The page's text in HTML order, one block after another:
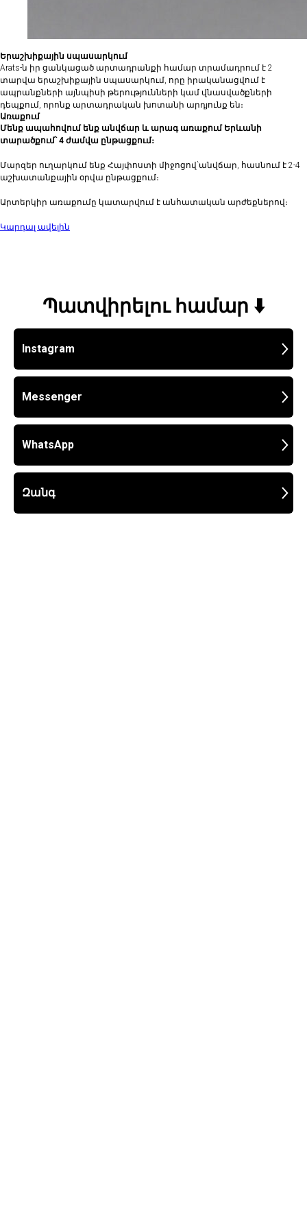
Երաշխիքային սպասարկում
Arats-ն իր ցանկացած արտադրանքի համար տրամադրում է 2
տարվա երաշխիքային սպասարկում, որը իրականացվում է
ապրանքների այնպիսի թերությունների կամ վնասվածքների
դեպքում, որոնք արտադրական խոտանի արդյունք են։
Առաքում
Մենք ապահովում ենք անվճար և արագ առաքում Երևանի
տարածքում՝ 4 ժամվա ընթացքում։
Մարզեր ուղարկում ենք Հայփոստի միջոցով`անվճար, հասնում է 2-4
աշխատանքային օրվա ընթացքում։
Արտերկիր առաքումը կատարվում է անհատական արժեքներով։
Կարդալ ավելին
Պատվիրելու համար ⬇️
Instagram
Messenger
WhatsApp
Զանգ